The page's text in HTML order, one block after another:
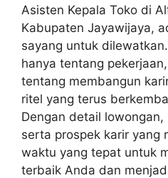
Asisten Kepala Toko di
Kabupaten Jayawijaya,
sayang untuk
hanya tentang
tentang membangun
ritel yang terus
Dengan detail
serta prospek karir yang
waktu yang tepat untuk
terbaik Anda dan